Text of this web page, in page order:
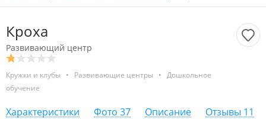
Кроха
Развивающий центр
Кружки и клубы • Развивающие центры • Дошкольное
обучение
Характеристики Фото 37 Описание Отзывы 11